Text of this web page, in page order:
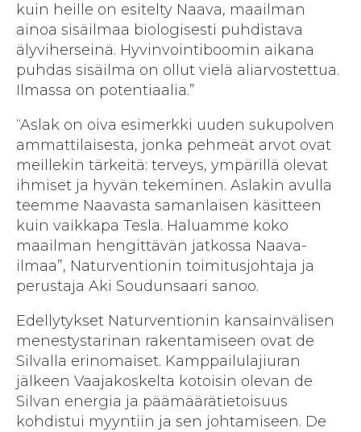
kuin heille on esitelty Naava, maailman
ainoa sisäilmaa biologisesti puhdistava
älyviherseinä. Hyvinvointiboomin aikana
puhdas sisäilma on ollut vielä aliarvostettua.
Ilmassa on potentiaalia.”
“Aslak on oiva esimerkki uuden sukupolven
ammattilaisesta, jonka pehmeät arvot ovat
meillekin tärkeitä: terveys, ympärillä olevat
ihmiset ja hyvän tekeminen. Aslakin avulla
teemme Naavasta samanlaisen käsitteen
kuin vaikkapa Tesla. Haluamme koko
maailman hengittävän jatkossa Naava-
ilmaa”, Naturventionin toimitusjohtaja ja
perustaja Aki Soudunsaari sanoo.
Edellytykset Naturventionin kansainvälisen
menestystarinan rakentamiseen ovat de
Silvalla erinomaiset. Kamppailulajiuran
jälkeen Vaajakoskelta kotoisin olevan de
Silvan energia ja päämäärätietoisuus
kohdistui myyntiin ja sen johtamiseen. De